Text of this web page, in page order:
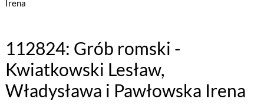
Irena
112824: Grób romski -
Kwiatkowski Lesław,
Władysława i Pawłowska Irena